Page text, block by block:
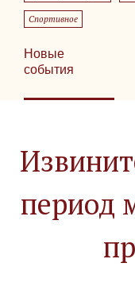
Спортивное
Новые
события
период